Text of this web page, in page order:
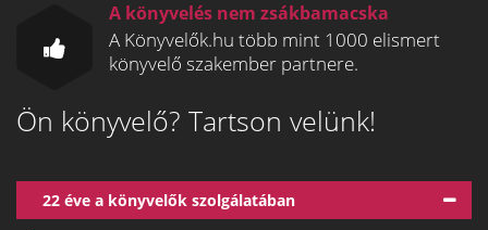
A könyvelés nem zsákbamacska
A Könyvelők.hu több mint 1000 elismert
könyvelő szakember partnere.
Ön könyvelő? Tartson velünk!
22 éve a könyvelők szolgálatában